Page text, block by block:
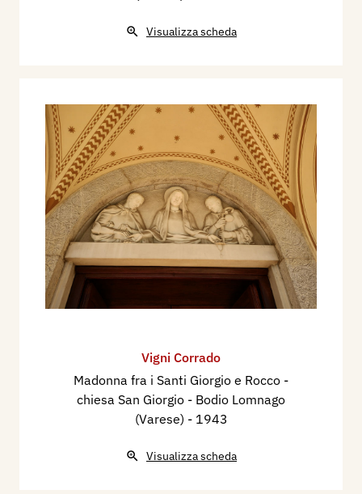
Visualizza scheda
Vigni Corrado
Madonna fra i Santi Giorgio e Rocco -
chiesa San Giorgio - Bodio Lomnago
(Varese) - 1943
Visualizza scheda